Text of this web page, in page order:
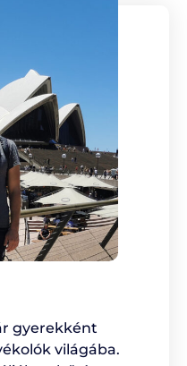
gyerekként
világába.